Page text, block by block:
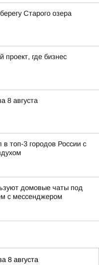
Старого озера
где бизнес
8 августа
топ-3 городов России с
домовые чаты под
с мессенджером
8 августа